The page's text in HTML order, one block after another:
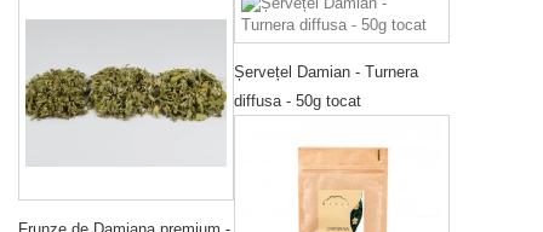
Șervețel Damian - Turnera
diffusa - 50g tocat